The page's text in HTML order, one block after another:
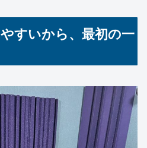
すいから、最初の一